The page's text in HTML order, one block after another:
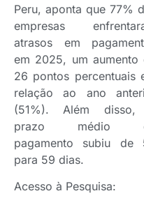
Peru, aponta que 77%
empresas
atrasos em
em 2025, um aumento
26 pontos percentuais
relação ao ano
(51%). Além
prazo médio
pagamento subiu de
para 59 dias.
Acesso à Pesquisa: